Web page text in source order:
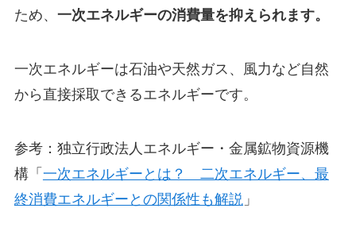
ため、 一次エネルギーの消費量を抑えられます。
一次エネルギーは石油や天然ガス、風力など自然
から直接採取できるエネルギーです。
参考：独立行政法人エネルギー・金属鉱物資源機
構「 一次エネルギーとは？ 二次エネルギー、最
終消費エネルギーとの関係性も解説 」